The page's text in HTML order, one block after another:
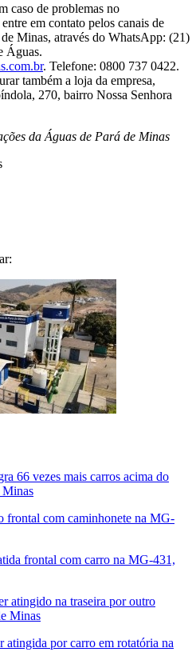
caso de problemas no
em contato pelos canais de
Minas, através do WhatsApp: (21)
Águas.
. Telefone: 0800 737 0422.
também a loja da empresa,
270, bairro Nossa Senhora
da Águas de Pará de Minas
66 vezes mais carros acima do
frontal com caminhonete na MG-
frontal com carro na MG-431,
atingido na traseira por outro
Minas
atingida por carro em rotatória na